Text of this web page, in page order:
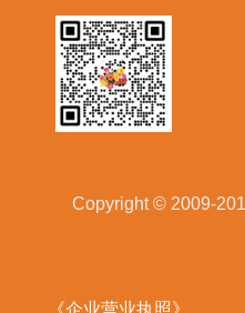
Copyright © 2009-
《企业营业执照》